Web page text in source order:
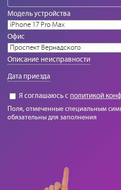
Модель устройства
Офис
Описание неисправности
Дата приезда
Я соглашаюсь с политикой
Поля, отмеченные специальным
обязательны для заполнения